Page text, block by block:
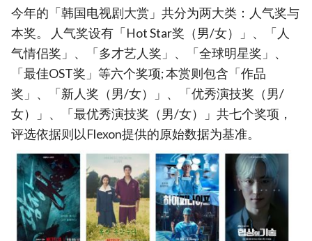
今年的「韩国电视剧大赏」共分为两大类：人气奖与
本奖。 人气奖设有「Hot Star奖（男/女）」、「人
气情侣奖」、「多才艺人奖」、「全球明星奖」、
「最佳OST奖」等六个奖项; 本赏则包含「作品
奖」、「新人奖（男/女）」、「优秀演技奖（男/
女）」、「最优秀演技奖（男/女）」共七个奖项，
评选依据则以Flexon提供的原始数据为基准。